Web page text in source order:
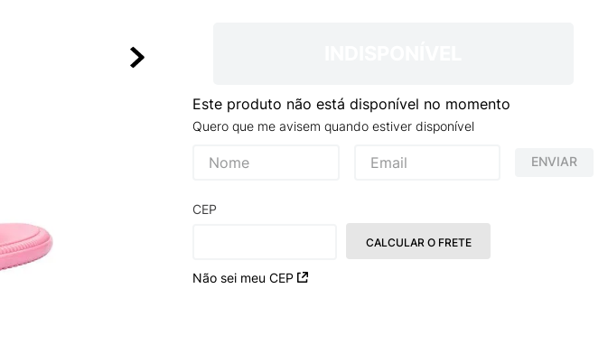
Este produto não está disponível no momento
Quero que me avisem quando estiver disponível
ENVIAR
CEP
Não sei meu CEP
CALCULAR O FRETE